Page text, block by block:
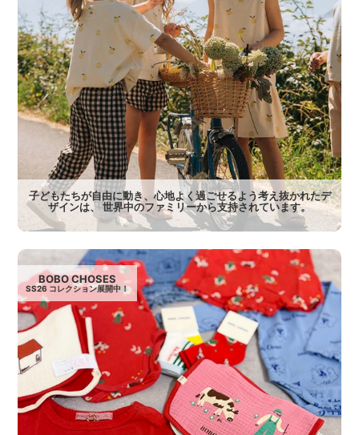
子どもたちが自由に動き、心地よく過ごせるよう考え抜かれたデ
ザインは、 世界中のファミリーから支持されています。
BOBO CHOSES
SS26 コレクション展開中！